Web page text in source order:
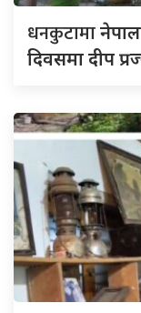
धनकुटामा
दिवसमा दीप